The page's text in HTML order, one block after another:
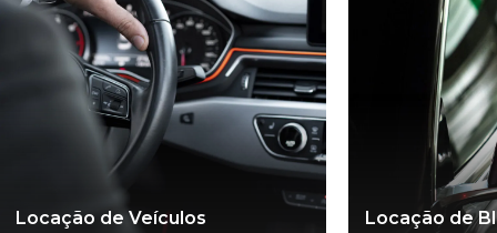
Locação de Veículos
Locação de